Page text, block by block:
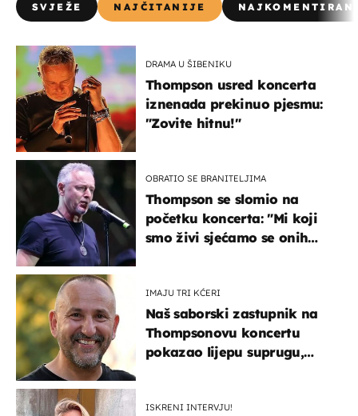
SVJEŽE NAJČITANIJE
DRAMA U ŠIBENIKU
Thompson usred koncerta
iznenada prekinuo pjesmu:
"Zovite hitnu!"
OBRATIO SE BRANITELJIMA
Thompson se slomio na
početku koncerta: "Mi koji
smo živi sjećamo se onih
IMAJU TRI KĆERI
Naš saborski zastupnik na
Thompsonovu koncertu
pokazao lijepu suprugu,
ISKRENI INTERVJU!